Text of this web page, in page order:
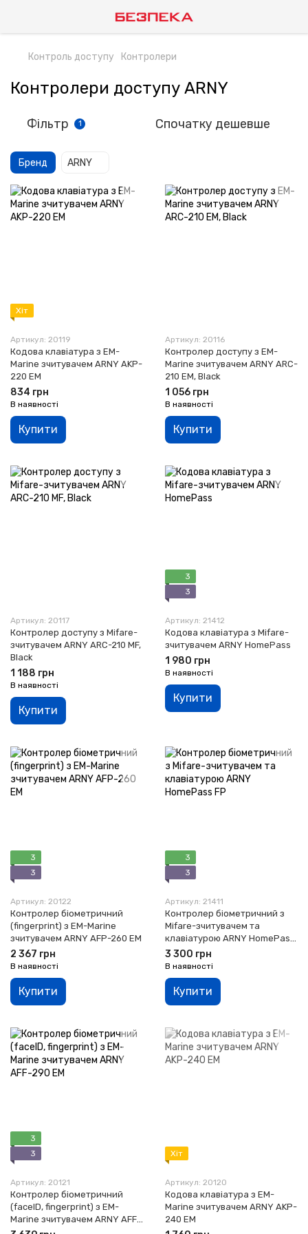
Контроль доступу Контролери
Контролери доступу ARNY
Фільтр 1 Спочатку дешевше
Бренд ARNY
Хіт
Артикул: 20119
Кодова клавіатура з EM-
Marine зчитувачем ARNY AKP-
220 EM
834 грн
В наявності
Купити
Артикул: 20116
Контролер доступу з EM-
Marine зчитувачем ARNY ARC-
210 EM, Black
1 056 грн
В наявності
Купити
Артикул: 20117
Контролер доступу з Mifare-
зчитувачем ARNY ARC-210 MF,
Black
1 188 грн
В наявності
Купити
3
3
Артикул: 21412
Кодова клавіатура з Mifare-
зчитувачем ARNY HomePass
1 980 грн
В наявності
Купити
3
3
Артикул: 20122
Контролер біометричний
(fingerprint) з EM-Marine
зчитувачем ARNY AFP-260 EM
2 367 грн
В наявності
Купити
3
3
Артикул: 21411
Контролер біометричний з
Mifare-зчитувачем та
клавіатурою ARNY HomePass
FP
3 300 грн
В наявності
Купити
3
3
Артикул: 20121
Контролер біометричний
(faceID, fingerprint) з EM-
Marine зчитувачем ARNY AFF-
290 EM
Хіт
Артикул: 20120
Кодова клавіатура з EM-
Marine зчитувачем ARNY AKP-
240 EM